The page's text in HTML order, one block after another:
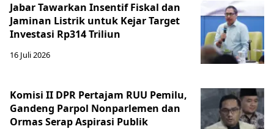
Jabar Tawarkan Insentif Fiskal dan
Jaminan Listrik untuk Kejar Target
Investasi Rp314 Triliun
16 Juli 2026
Komisi II DPR Pertajam RUU Pemilu,
Gandeng Parpol Nonparlemen dan
Ormas Serap Aspirasi Publik